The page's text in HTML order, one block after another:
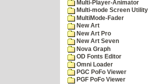
Multi-Player-Animator
Multi-mode Screen Utility
MultiMode-Fader
New Art
New Art Pro
New Art Seven
Nova Graph
OD Fonts Editor
Omni Loader
PGC PoFo Viewer
PGF PoFo Viewer